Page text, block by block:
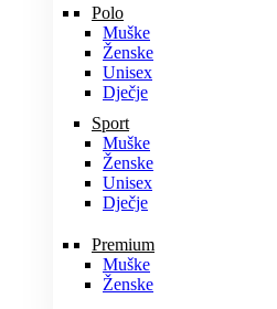
Polo
Muške
Ženske
Unisex
Dječje
Sport
Muške
Ženske
Unisex
Dječje
Premium
Muške
Ženske